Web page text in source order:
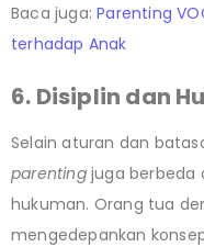
Baca juga:Parenting
terhadap Anak
6. Disiplin dan
Selain aturan dan
parentingjuga berbeda
hukuman. Orang tua
mengedepankan